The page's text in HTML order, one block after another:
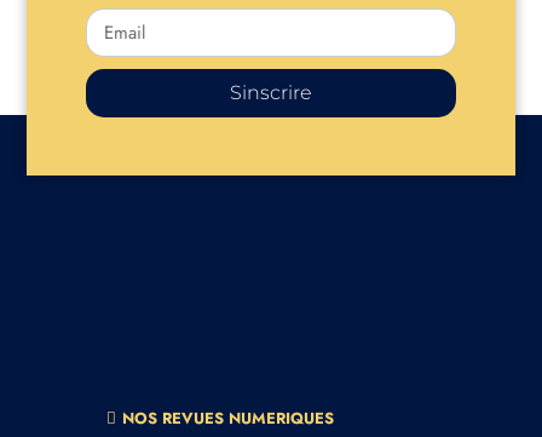
Sinscrire
NOS REVUES NUMERIQUES